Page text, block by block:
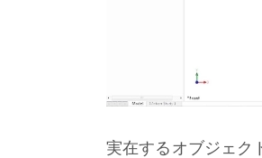
実在するオブジェク